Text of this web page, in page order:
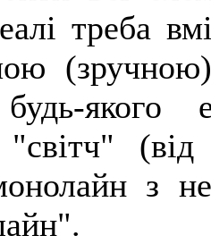
треба
"світч"
з